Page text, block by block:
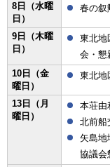
8日（水曜
日）
春の叙
9日（木曜
日）
東北地
会・懇
10日（金
曜日）
東北地
13日（月
曜日）
本荘由
北前船
矢島地
協議会